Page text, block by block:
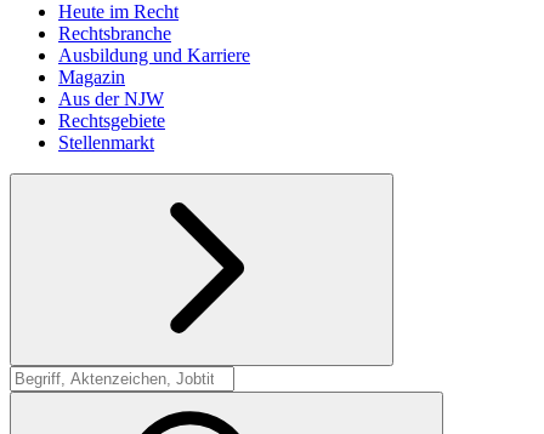
Heute im Recht
Rechtsbranche
Ausbildung und Karriere
Magazin
Aus der NJW
Rechtsgebiete
Stellenmarkt
Suche